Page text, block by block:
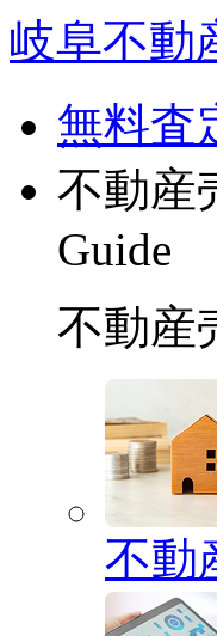
岐阜不動
無料査
不動産
Guide
不動産
不動